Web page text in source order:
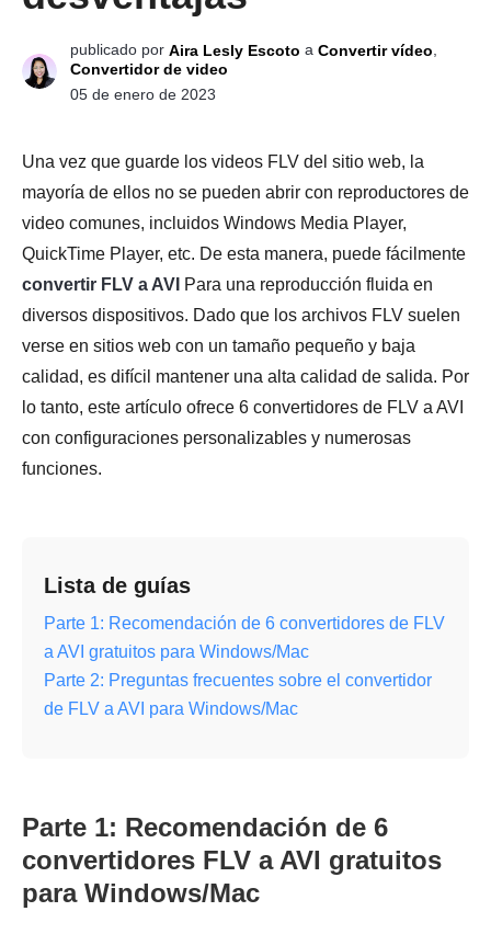
publicado por Aira Lesly Escoto a Convertir vídeo
Convertidor de video
05 de enero de 2023
Una vez que guarde los videos FLV del sitio web, la
mayoría de ellos no se pueden abrir con reproductores de
video comunes, incluidos Windows Media Player,
QuickTime Player, etc. De esta manera, puede fácilmente
convertir FLV a AVI Para una reproducción fluida en
diversos dispositivos. Dado que los archivos FLV suelen
verse en sitios web con un tamaño pequeño y baja
calidad, es difícil mantener una alta calidad de salida. Por
lo tanto, este artículo ofrece 6 convertidores de FLV a AVI
con configuraciones personalizables y numerosas
funciones.
Lista de guías
Parte 1: Recomendación de 6 convertidores de FLV
a AVI gratuitos para Windows/Mac
Parte 2: Preguntas frecuentes sobre el convertidor
de FLV a AVI para Windows/Mac
Parte 1: Recomendación de 6
convertidores FLV a AVI gratuitos
para Windows/Mac